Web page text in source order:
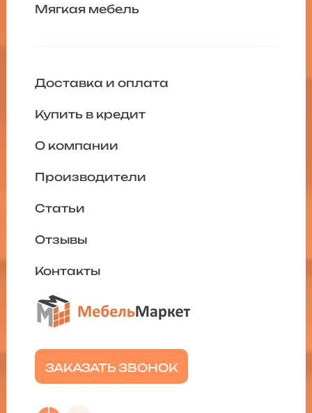
Мягкая мебель
ЗАКАЗАТЬ ЗВОНОК
Доставка и оплата
Купить в кредит
О компании
Производители
Статьи
Отзывы
Контакты